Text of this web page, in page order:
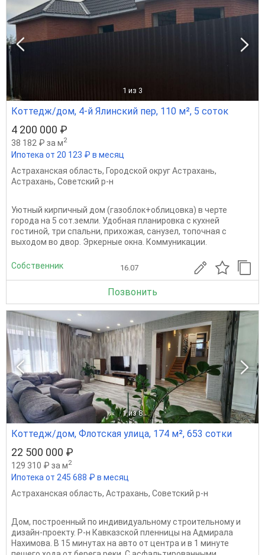
1 из 3
Коттедж/дом, 4-й Ялинский пер, 110 м², 5 соток
4 200 000 ₽
38 182 ₽ за м2
Ипотека от 20 123 ₽ в месяц
Астраханская область, Городской округ Астрахань,
Астрахань, Советский р-н
Уютный кирпичный дом (газоблок+облицовка) в черте
города на 5 сот.земли. Удобная планировка с кухней
гостиной, три спальни, прихожая, санузел, топочная с
выходом во двор. Эркерные окна. Коммуникации.
Собственник 16.07
Позвонить
1 из 8
Коттедж/дом, Флотская улица, 174 м², 653 сотки
22 500 000 ₽
129 310 ₽ за м2
Ипотека от 245 688 ₽ в месяц
Астраханская область, Астрахань, Советский р-н
Дом, построенный по индивидуальному строительному и
дизайн-проекту. Р-н Кавказской пленницы на Адмирала
Нахимова. В 15 минутах на авто от центра и в 1 минуте